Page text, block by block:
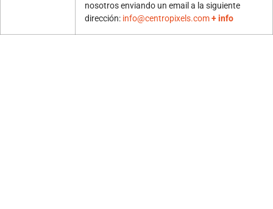
nosotros enviando un email a la siguiente
dirección: info@centropixels.com+ info